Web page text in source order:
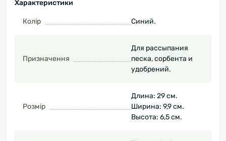
Характеристики
Колір Синий.
Призначення
Для рассыпания
песка, сорбента и
удобрений.
Розмір
Длина: 29 см.
Ширина: 9,9 см.
Высота: 6,5 см.